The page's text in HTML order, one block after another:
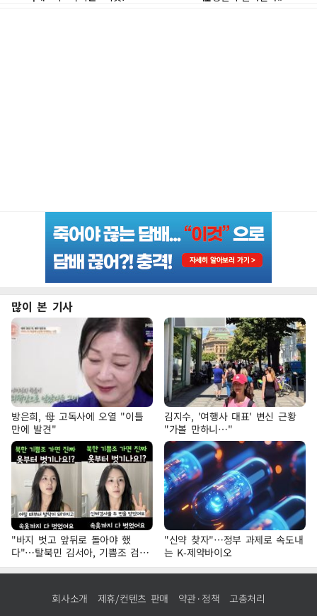
많이 본 기사
방은희, 母 고독사에 오열 "이틀
만에 발견"
김지수, '여행사 대표' 변신 근황
"가볼 만하니…"
"바지 벗고 앞뒤로 돌아야 했
다"…탈북민 김서아, 기쁨조 검사
수치심 회상
"신약 찾자"…정부 과제로 속도내
는 K-제약바이오
회사소개 제휴/컨텐츠 판매 약관·정책 고충처리